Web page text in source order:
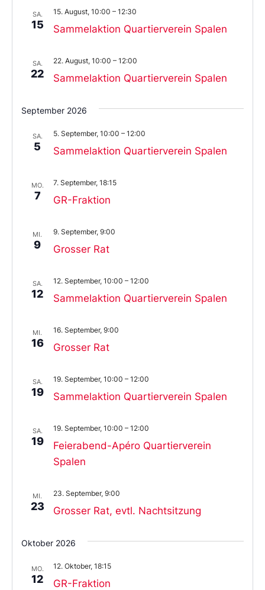
aus.
SA.
15 Sammelaktion Quartierverein Spalen
15. August, 10:00 – 12:30
SA.
22 Sammelaktion Quartierverein Spalen
22. August, 10:00 – 12:00
September 2026
SA.
5 Sammelaktion Quartierverein Spalen
5. September, 10:00 – 12:00
MO.
7 GR-Fraktion
7. September, 18:15
MI.
9 Grosser Rat
9. September, 9:00
SA.
12 Sammelaktion Quartierverein Spalen
12. September, 10:00 – 12:00
MI.
16 Grosser Rat
16. September, 9:00
SA.
19 Sammelaktion Quartierverein Spalen
19. September, 10:00 – 12:00
SA.
19
Feierabend-Apéro Quartierverein
Spalen
19. September, 10:00 – 12:00
MI.
23 Grosser Rat, evtl. Nachtsitzung
23. September, 9:00
Oktober 2026
MO.
12 GR-Fraktion
12. Oktober, 18:15